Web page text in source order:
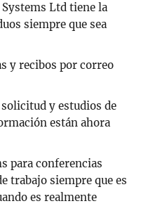
Ltd tiene la
siempre que sea
y recibos por correo
y estudios de
están ahora
para conferencias
trabajo siempre que es
es realmente